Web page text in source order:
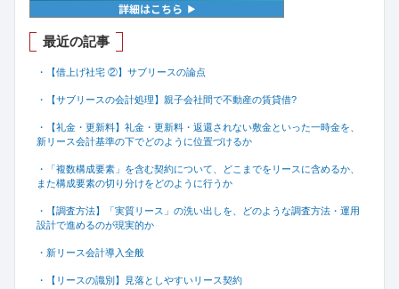
最近の記事
・【借上げ社宅 ②】サブリースの論点
・【サブリースの会計処理】親子会社間で不動産の賃貸借?
・【礼金・更新料】礼金・更新料・返還されない敷金といった一時金を、
新リース会計基準の下でどのように位置づけるか
・「複数構成要素」を含む契約について、どこまでをリースに含めるか、
また構成要素の切り分けをどのように行うか
・【調査方法】「実質リース」の洗い出しを、どのような調査方法・運用
設計で進めるのが現実的か
・新リース会計導入全般
・【リースの識別】見落としやすいリース契約